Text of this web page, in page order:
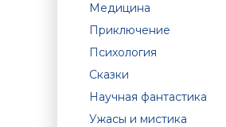
Медицина
Приключение
Психология
Сказки
Научная фантастика
Ужасы и мистика